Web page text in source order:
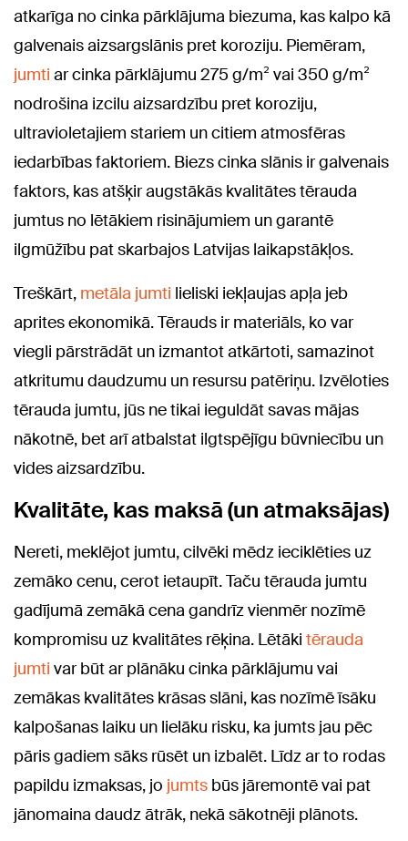
atkarīga no cinka pārklājuma biezuma, kas kalpo kā
galvenais aizsargslānis pret koroziju. Piemēram,
jumti ar cinka pārklājumu 275 g/m² vai 350 g/m²
nodrošina izcilu aizsardzību pret koroziju,
ultravioletajiem stariem un citiem atmosfēras
iedarbības faktoriem. Biezs cinka slānis ir galvenais
faktors, kas atšķir augstākās kvalitātes tērauda
jumtus no lētākiem risinājumiem un garantē
ilgmūžību pat skarbajos Latvijas laikapstākļos.
Treškārt, metāla jumti lieliski iekļaujas apļa jeb
aprites ekonomikā. Tērauds ir materiāls, ko var
viegli pārstrādāt un izmantot atkārtoti, samazinot
atkritumu daudzumu un resursu patēriņu. Izvēloties
tērauda jumtu, jūs ne tikai ieguldāt savas mājas
nākotnē, bet arī atbalstat ilgtspējīgu būvniecību un
vides aizsardzību.
Kvalitāte, kas maksā (un atmaksājas)
Nereti, meklējot jumtu, cilvēki mēdz ieciklēties uz
zemāko cenu, cerot ietaupīt. Taču tērauda jumtu
gadījumā zemākā cena gandrīz vienmēr nozīmē
kompromisu uz kvalitātes rēķina. Lētāki tērauda
jumti var būt ar plānāku cinka pārklājumu vai
zemākas kvalitātes krāsas slāni, kas nozīmē īsāku
kalpošanas laiku un lielāku risku, ka jumts jau pēc
pāris gadiem sāks rūsēt un izbalēt. Līdz ar to rodas
papildu izmaksas, jo jumts būs jāremontē vai pat
jānomaina daudz ātrāk, nekā sākotnēji plānots.